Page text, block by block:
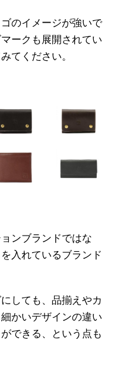
のイメージが強いで
ークも展開されてい
てください。
ンブランドではな
入れているブランド
しても、品揃えやカ
かいデザインの違い
できる、という点も